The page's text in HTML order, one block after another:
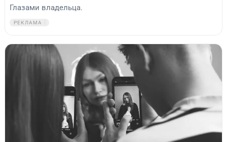
Глазами владельца.
РЕКЛАМА